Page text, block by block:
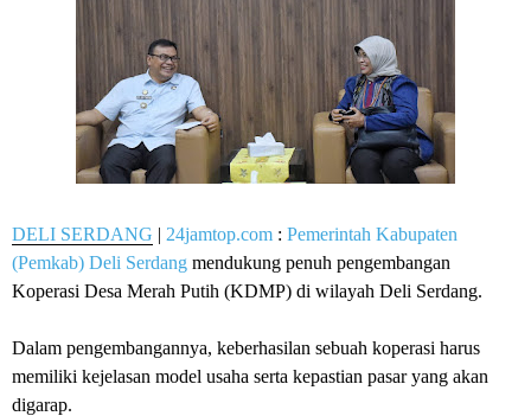
DELI SERDANG | 24jamtop.com : Pemerintah Kabupaten
(Pemkab) Deli Serdang mendukung penuh pengembangan
Koperasi Desa Merah Putih (KDMP) di wilayah Deli Serdang.
Dalam pengembangannya, keberhasilan sebuah koperasi harus
memiliki kejelasan model usaha serta kepastian pasar yang akan
digarap.